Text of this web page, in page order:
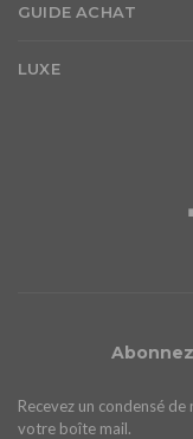
GUIDE ACHAT
LUXE
Recevez un condensé
votre boîte mail.